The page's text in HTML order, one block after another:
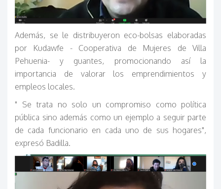
Además, se le distribuyeron eco-bolsas elaboradas
por Kudawfe - Cooperativa de Mujeres de Villa
Pehuenia- y guantes, promocionando así la
importancia de valorar los emprendimientos y
empleos locales.
" Se trata no solo un compromiso como política
pública sino además como un ejemplo a seguir parte
de cada funcionario en cada uno de sus hogares",
expresó Badilla.